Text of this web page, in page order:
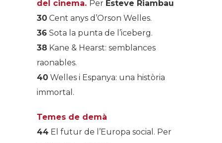
del cinema. Per Esteve Riambau
30 Cent anys d’Orson Welles.
36 Sota la punta de l’iceberg.
38 Kane & Hearst: semblances
raonables.
40 Welles i Espanya: una història
immortal.
Temes de demà
44 El futur de l’Europa social. Per